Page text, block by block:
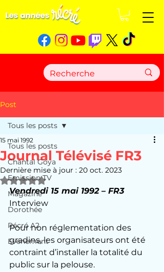
Post
Tous les posts
Chantal Goya
Emission TV
Magazine
Dorothée
Récré A2
Evénement
Tous les posts
Journal Télévisé FR3
15 mai 1992
Dernière mise à jour : 20 oct. 2023
Noté NaN étoiles sur 5.
Vendredi 15 mai 1992 – FR3
Interview
Pour non réglementation des
gradins, les organisateurs ont été
contraint d’installer la totalité du
public sur la pelouse.